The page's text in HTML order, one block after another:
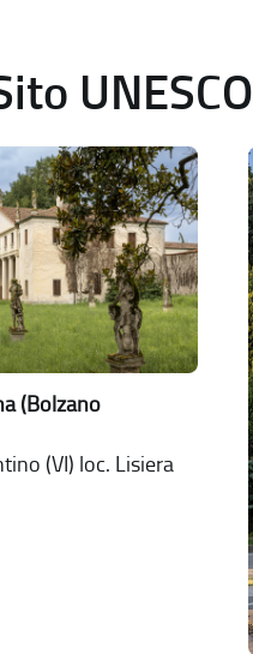
UNESCO
(Bolzano
(VI) loc. Lisiera